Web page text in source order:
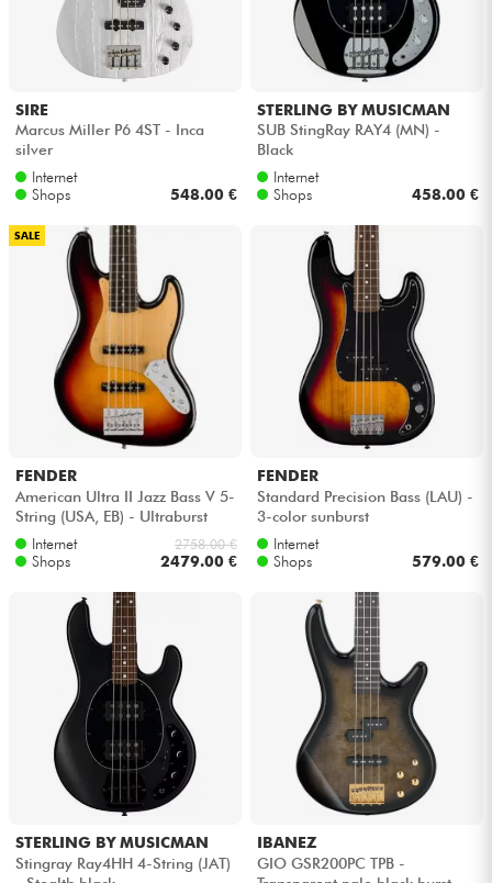
SIRE
Marcus Miller P6 4ST - Inca
silver
Internet
Shops
548.00 €
STERLING BY MUSICMAN
SUB StingRay RAY4 (MN) -
Black
Internet
Shops
458.00 €
SALE
FENDER
American Ultra II Jazz Bass V 5-
String (USA, EB) - Ultraburst
Internet
Shops
2758.00 €
2479.00 €
FENDER
Standard Precision Bass (LAU) -
3-color sunburst
Internet
Shops
579.00 €
STERLING BY MUSICMAN
Stingray Ray4HH 4-String (JAT)
IBANEZ
GIO GSR200PC TPB -